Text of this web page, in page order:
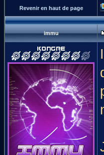
Revenir en haut de page
immu